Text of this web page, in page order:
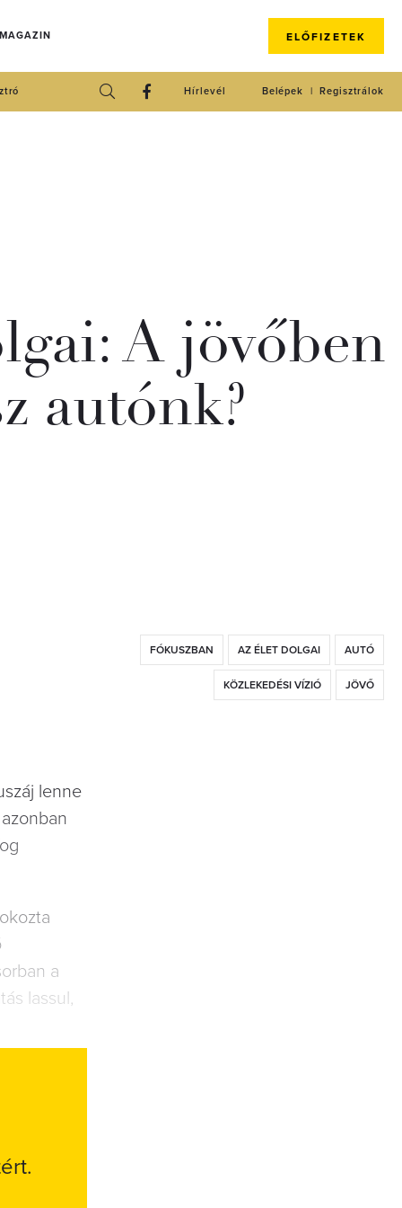
ELŐFIZETEK
Regisztrálok
Belépek
Hírlevél
A jövőben
autónk?
FÓKUSZBAN AZ ÉLET DOLGAI AUTÓ
KÖZLEKEDÉSI VÍZIÓ JÖVŐ
lenne
a
lassul,